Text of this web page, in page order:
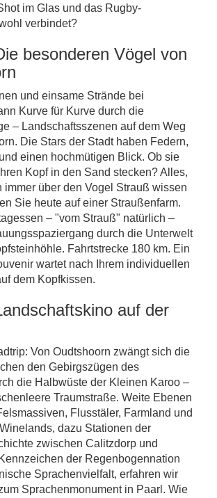
im Glas und das Rugby-
verbindet?
besonderen Vögel von
und einsame Strände bei
Kurve für Kurve durch die
– Landschaftsszenen auf dem Weg
Die Stars der Stadt haben Federn,
einen hochmütigen Blick. Ob sie
Kopf in den Sand stecken? Alles,
immer über den Vogel Strauß wissen
Sie heute auf einer Straußenfarm.
– "vom Strauß" natürlich –
durch die Unterwelt
Fahrtstrecke 180 km. Ein
wartet nach Ihrem individuellen
dem Kopfkissen.
auf der
Von Oudtshoorn zwängt sich die
den Gebirgszügen des
die Halbwüste der Kleinen Karoo –
Traumstraße. Weite Ebenen
Flusstäler, Farmland und
dazu Stationen der
zwischen Calitzdorp und
der Regenbogennation
Sprachenvielfalt, erfahren wir
Sprachenmonument in Paarl. Wie